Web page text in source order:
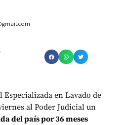
en Lavado de
al Poder Judicial un
del país por 36 meses